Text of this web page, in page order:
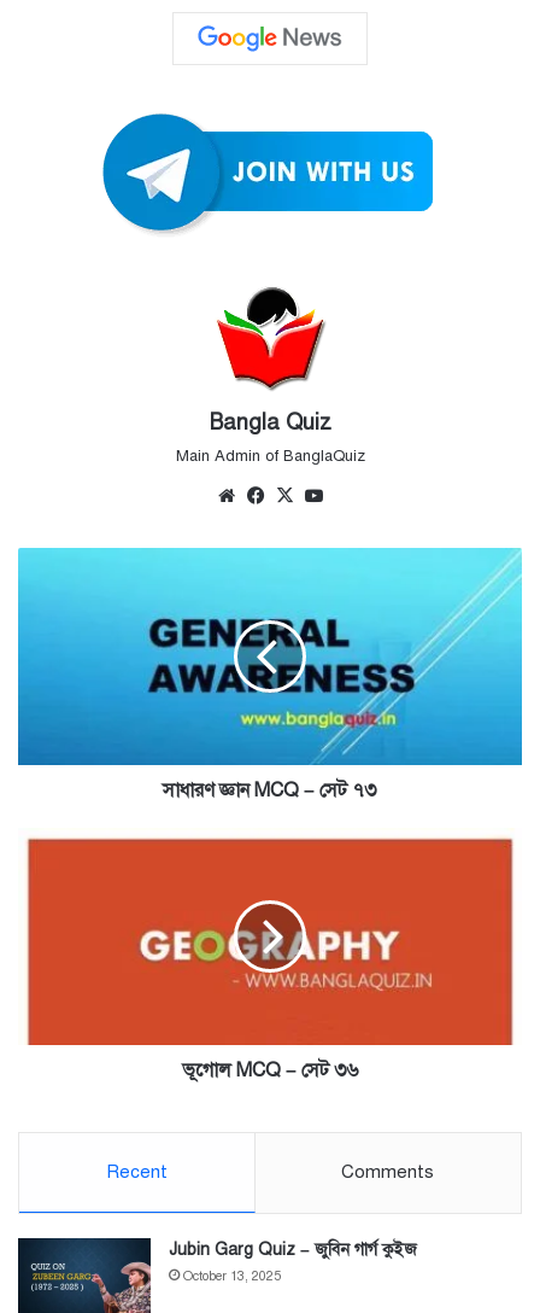
Bangla Quiz
Main Admin of BanglaQuiz
WebsiteFacebook
X
সাধারণ জ্ঞান MCQ – সেট ৭৩
ভূগোল
ভূগোল MCQ – সেট ৩৬
Recent Comments
Jubin Garg Quiz – জুবিন গার্গ কুইজ
October 13, 2025